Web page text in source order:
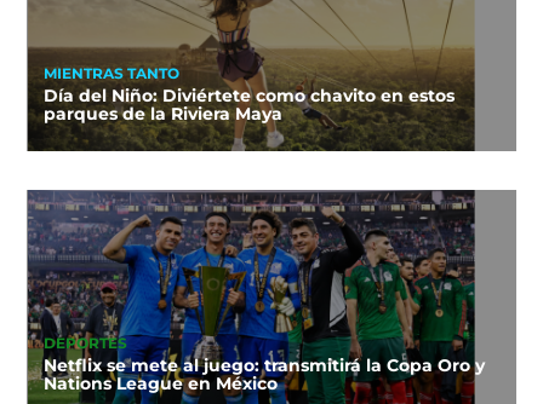
MIENTRAS TANTO
Día del Niño: Diviértete como chavito en estos
parques de la Riviera Maya
DEPORTES
Netflix se mete al juego: transmitirá la Copa Oro y
Nations League en México